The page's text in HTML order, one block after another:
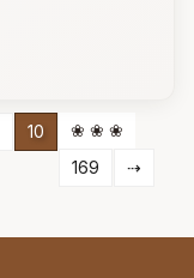
10
❀ ❀ ❀
169
⇢